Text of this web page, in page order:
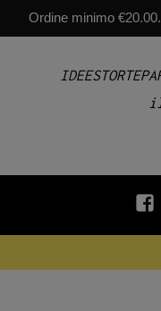
Ordine minimo
fb